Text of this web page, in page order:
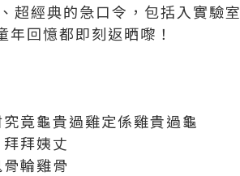
超經典的急口令，包括入實驗室
回憶都即刻返晒嚟！
竟龜貴過雞定係雞貴過龜
拜姨丈
輪雞骨